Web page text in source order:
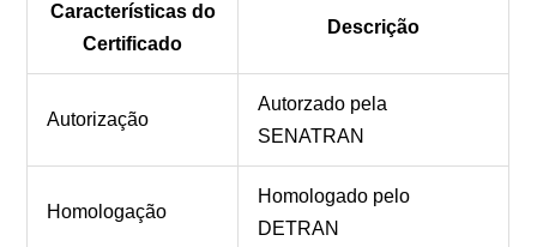
Características do
Certificado
Descrição
Autorização
Autorzado pela
SENATRAN
Homologação
Homologado pelo
DETRAN